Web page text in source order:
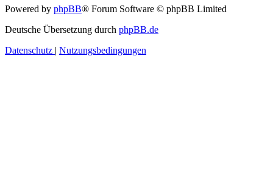
Powered by phpBB® Forum Software © phpBB Limited
Deutsche Übersetzung durch phpBB.de
Datenschutz | Nutzungsbedingungen